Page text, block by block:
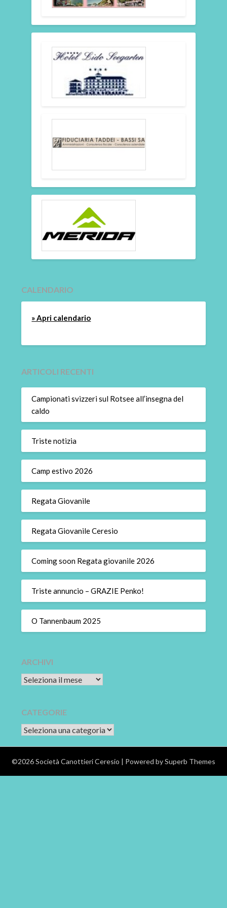
CALENDARIO
» Apri calendario
ARTICOLI RECENTI
Campionati svizzeri sul Rotsee all’insegna del
caldo
Triste notizia
Camp estivo 2026
Regata Giovanile
Regata Giovanile Ceresio
Coming soon Regata giovanile 2026
Triste annuncio – GRAZIE Penko!
O Tannenbaum 2025
ARCHIVI
Archivi
CATEGORIE
CATEGORIE
©2026 Società Canottieri Ceresio | Powered bySuperb Themes